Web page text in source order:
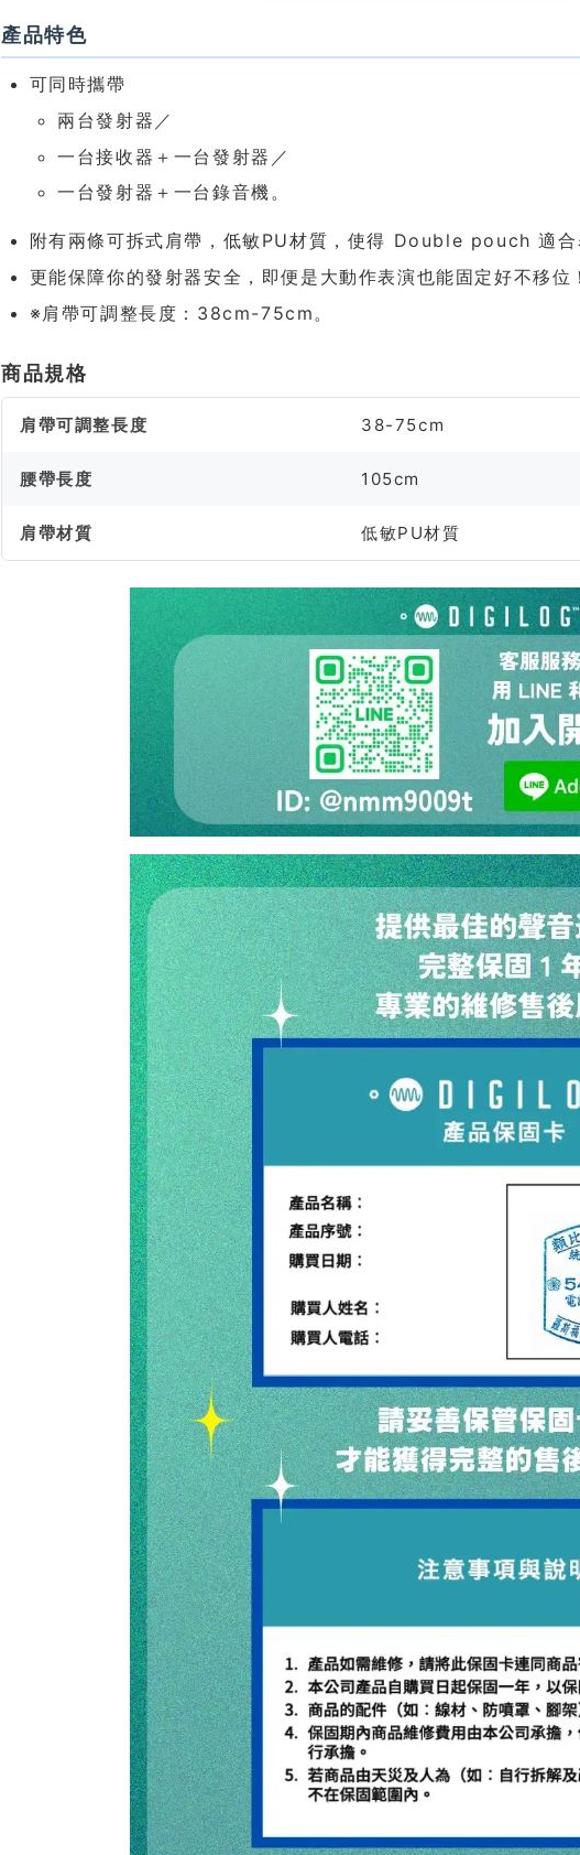
產品特色
可同時攜帶
兩台發射器／
一台接收器＋一台發射器／
一台發射器＋一台錄音機。
附有兩條可拆式肩帶，低敏PU材質，使得 Double pouch 適合
更能保障你的發射器安全，即便是大動作表演也能固定好不移位
※肩帶可調整長度：38cm-75cm。
商品規格
肩帶可調整長度 38-75cm
腰帶長度 105cm
肩帶材質 低敏PU材質